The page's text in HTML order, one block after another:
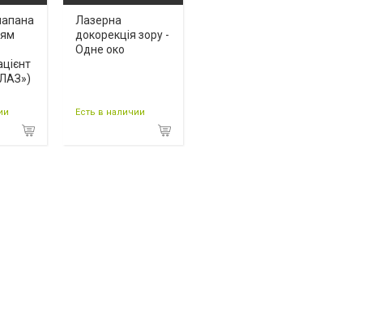
Лазерна
докорекція зору -
Одне око
Есть в наличии